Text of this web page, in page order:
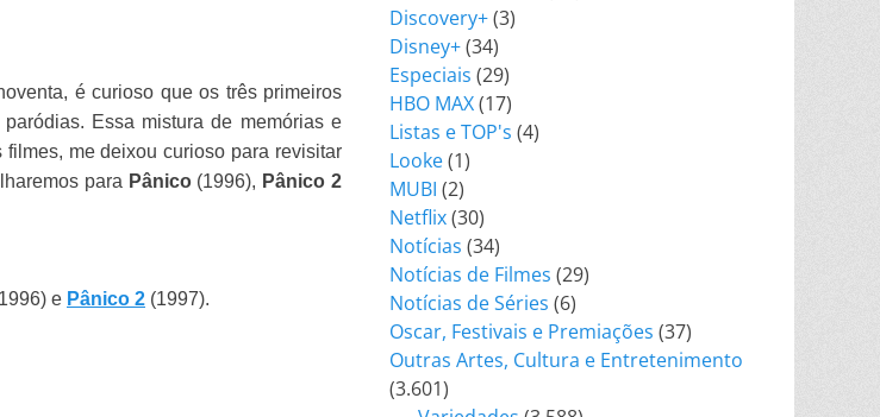
é curioso que os três primeiros
Essa mistura de memórias e
me deixou curioso para revisitar
para Pânico (1996), Pânico 2
e Pânico 2 (1997).
Discovery+(3)
Disney+(34)
Especiais (29)
HBO MAX(17)
Listas e TOP's (4)
Looke(1)
MUBI (2)
Netflix(30)
Notícias (34)
Notícias de Filmes (29)
Notícias de Séries (6)
Oscar, Festivais e Premiações (37)
Outras Artes, Cultura e Entretenimento
(3.601)